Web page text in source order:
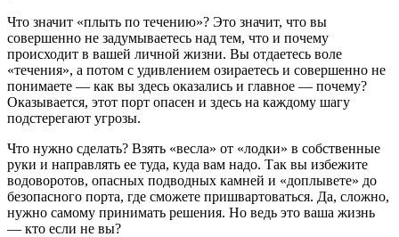
Что значит «плыть по течению»? Это значит, что вы
совершенно не задумываетесь над тем, что и почему
происходит в вашей личной жизни. Вы отдаетесь воле
«течения», а потом с удивлением озираетесь и совершенно не
понимаете — как вы здесь оказались и главное — почему?
Оказывается, этот порт опасен и здесь на каждому шагу
подстерегают угрозы.
Что нужно сделать? Взять «весла» от «лодки» в собственные
руки и направлять ее туда, куда вам надо. Так вы избежите
водоворотов, опасных подводных камней и «доплывете» до
безопасного порта, где сможете пришвартоваться. Да, сложно,
нужно самому принимать решения. Но ведь это ваша жизнь
— кто если не вы?